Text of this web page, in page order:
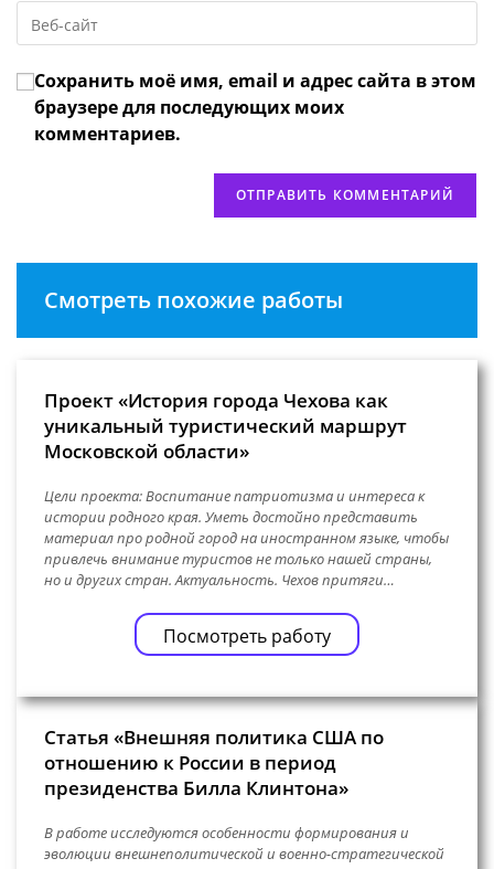
чтобы
прокомментировать
адрес,
чтобы
URL
веб-
сайта
(необязательно)
Сохранить моё имя, email и адрес сайта в этом
браузере для последующих моих
комментариев.
Смотреть похожие работы
Проект «История города Чехова как
уникальный туристический маршрут
Московской области»
Цели проекта: Воспитание патриотизма и интереса к
истории родного края. Уметь достойно представить
материал про родной город на иностранном языке, чтобы
привлечь внимание туристов не только нашей страны,
но и других стран. Актуальность. Чехов притяги…
Посмотреть работу
Статья «Внешняя политика США по
отношению к России в период
президенства Билла Клинтона»
В работе исследуются особенности формирования и
эволюции внешнеполитической и военно-стратегической